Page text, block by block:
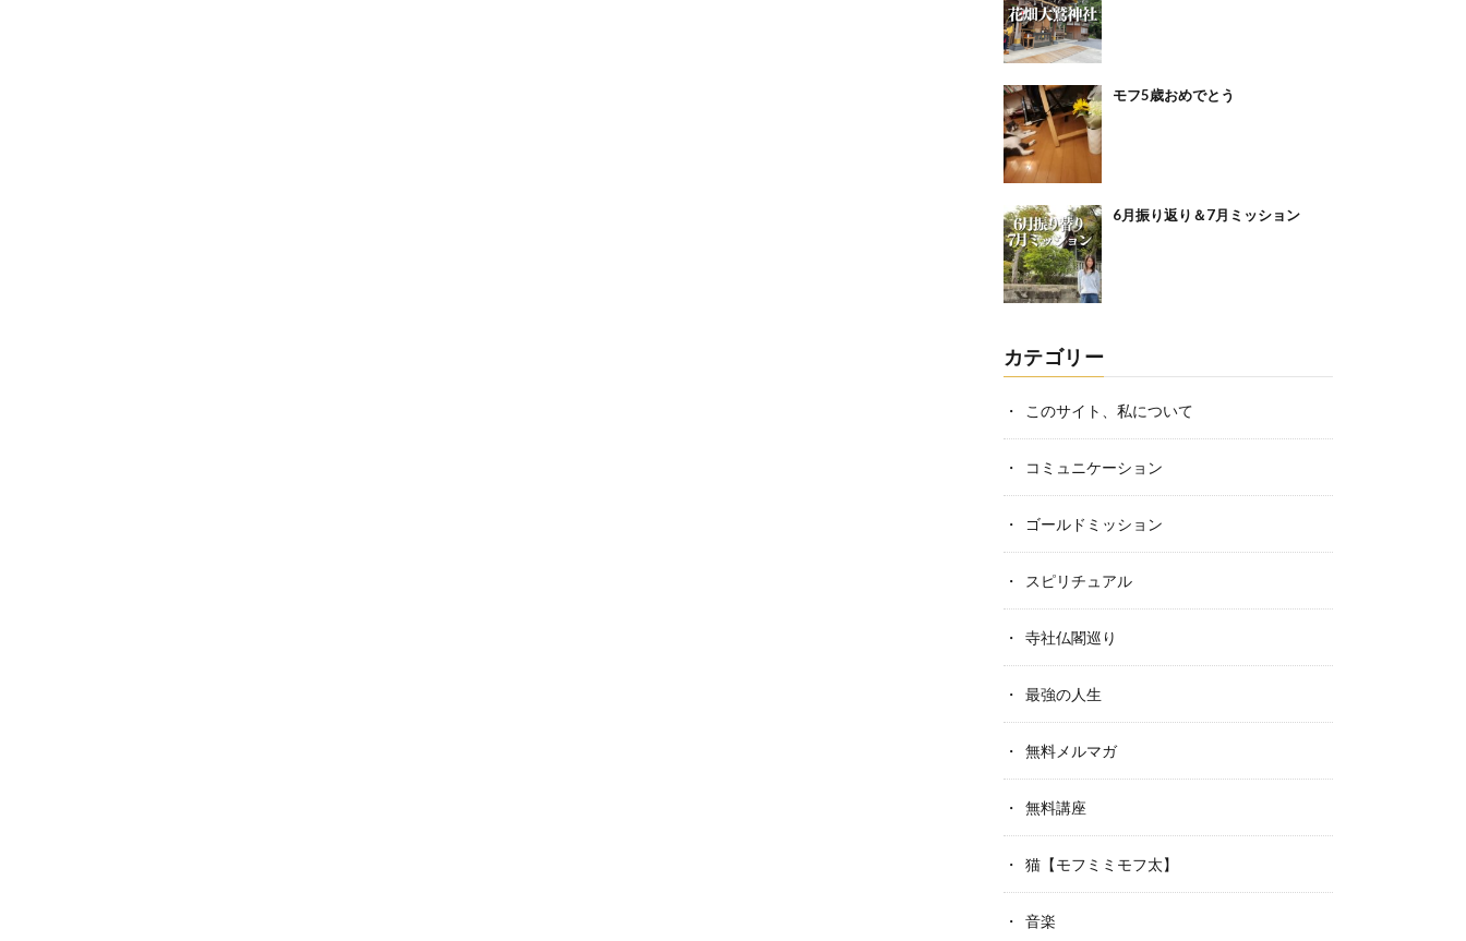
モフ5歳おめでとう
6月振り返り＆7月ミッション
カテゴリー
このサイト、私について
コミュニケーション
ゴールドミッション
スピリチュアル
寺社仏閣巡り
最強の人生
無料メルマガ
無料講座
猫【モフミミモフ太】
音楽